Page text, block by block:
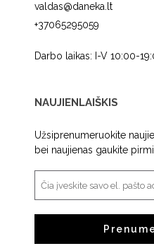
valdas@daneka.lt
+37065295059
Darbo laikas: I-V 10:00-
NAUJIENLAIŠKIS
Užsiprenumeruokite
bei naujienas gaukite